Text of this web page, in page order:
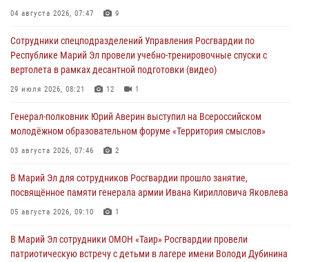
Команда «Росгвардия» принимает участие в военно-спортивном
07 августа 2026, 05:43 10
Представитель вневедомственной охраны Управления Росгвардии
по Республике Марий Эл принял участие в учебно-методическом
06 августа 2026, 09:37 10
В Марий Эл сотрудники ЛРР Росгвардии за прошедший месяц
06 августа 2026, 08:00
В Марий Эл сотрудники вневедомственной охраны Росгвардии за
05 августа 2026, 09:44
04 августа 2026, 07:47 9
Сотрудники спецподразделений Управления Росгвардии по
Республике Марий Эл провели учебно-тренировочные спуски с
вертолета в рамках десантной подготовки (видео)
29 июля 2026, 08:21 12 1
Генерал-полковник Юрий Аверин выступил на Всероссийском
молодёжном образовательном форуме «Территория смыслов»
03 августа 2026, 07:46 2
В Марий Эл для сотрудников Росгвардии прошло занятие,
посвящённое памяти генерала армии Ивана Кирилловича Яковлева
05 августа 2026, 09:10 1
В Марий Эл сотрудники ОМОН «Таир» Росгвардии провели
патриотическую встречу с детьми в лагере имени Володи Дубинина